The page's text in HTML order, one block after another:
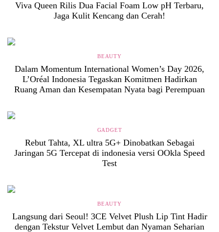
Viva Queen Rilis Dua Facial Foam Low pH Terbaru,
Jaga Kulit Kencang dan Cerah!
BEAUTY
Dalam Momentum International Women’s Day 2026,
L’Oréal Indonesia Tegaskan Komitmen Hadirkan
Ruang Aman dan Kesempatan Nyata bagi Perempuan
GADGET
Rebut Tahta, XL ultra 5G+ Dinobatkan Sebagai
Jaringan 5G Tercepat di indonesia versi OOkla Speed
Test
BEAUTY
Langsung dari Seoul! 3CE Velvet Plush Lip Tint Hadir
dengan Tekstur Velvet Lembut dan Nyaman Seharian